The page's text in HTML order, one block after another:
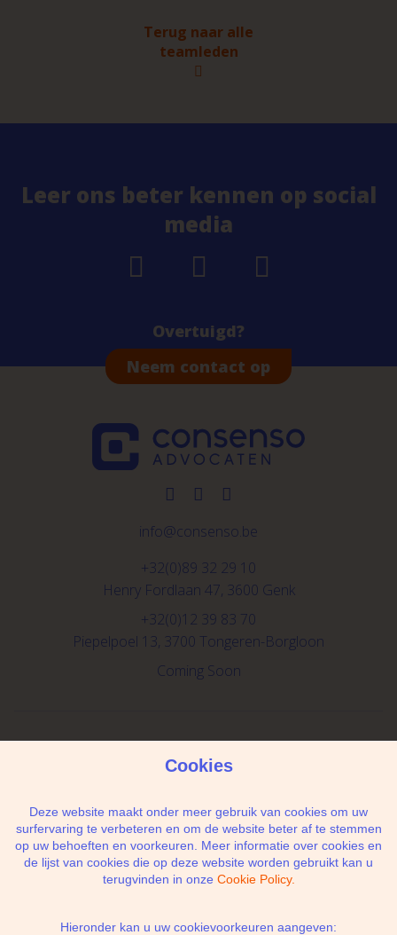
Terug naar alle
teamleden
Leer ons beter kennen op social
media
Overtuigd?
Neem contact op
info@consenso.be
+32(0)89 32 29 10
Henry Fordlaan 47, 3600 Genk
+32(0)12 39 83 70
Piepelpoel 13, 3700 Tongeren-Borgloon
Coming Soon
Ik geef de toestemming om mijn gegevens te
bewaren en verwerken zoals aangegeven in
privacy statement
Cookies
Deze website maakt onder meer gebruik van cookies om uw
surfervaring te verbeteren en om de website beter af te stemmen
op uw behoeften en voorkeuren. Meer informatie over cookies en
de lijst van cookies die op deze website worden gebruikt kan u
terugvinden in onze Cookie Policy.
Hieronder kan u uw cookievoorkeuren aangeven: